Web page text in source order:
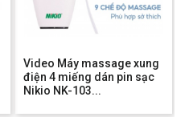
Video Máy massage xung
điện 4 miếng dán pin sạc
Nikio NK-103...